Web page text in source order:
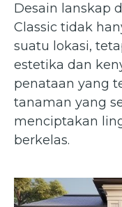
Desain lanskap
Classic tidak
suatu lokasi,
estetika dan
penataan yang
tanaman yang
menciptakan
berkelas.